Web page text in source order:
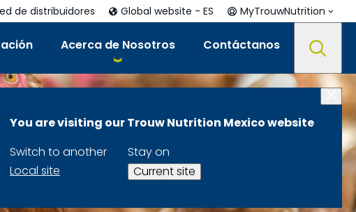
Acerca de Nosotros Contáctanos
de distribuidores Global website - ES MyTrouwNutrition
You are visiting our Trouw Nutrition Mexico website
Switch to another
Local site
Stay on
Current site